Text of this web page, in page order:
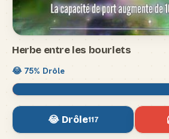
Herbe entre les bourlets
😂 75% Drôle
😂 Drôle117